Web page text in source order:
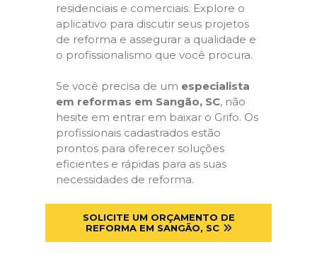
residenciais e comerciais. Explore o
aplicativo para discutir seus projetos
de reforma e assegurar a qualidade e
o profissionalismo que você procura.
Se você precisa de um especialista
em reformas em Sangão, SC, não
hesite em entrar em baixar o Grifo. Os
profissionais cadastrados estão
prontos para oferecer soluções
eficientes e rápidas para as suas
necessidades de reforma.
SOLICITE UM ORÇAMENTO DE
REFORMA EM SANGÃO, SC